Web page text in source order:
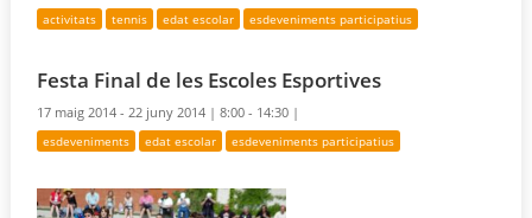
activitats tennis edat escolar esdeveniments participatius
Festa Final de les Escoles Esportives
17 maig 2014 - 22 juny 2014 |8:00 - 14:30 |
esdeveniments edat escolar esdeveniments participatius